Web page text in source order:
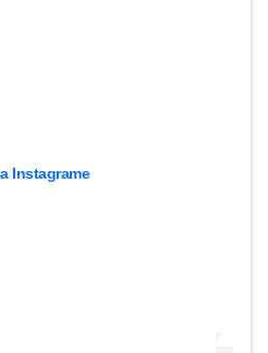
Instagrame